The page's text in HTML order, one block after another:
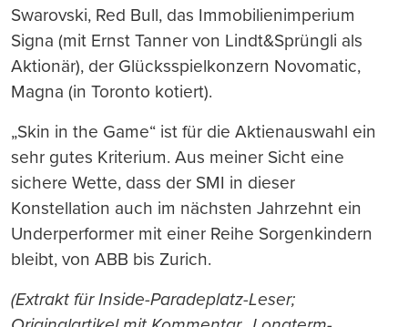
Swarovski, Red Bull, das Immobilienimperium
Signa (mit Ernst Tanner von Lindt&Sprüngli als
Aktionär), der Glücksspielkonzern Novomatic,
Magna (in Toronto kotiert).
„Skin in the Game“ ist für die Aktienauswahl ein
sehr gutes Kriterium. Aus meiner Sicht eine
sichere Wette, dass der SMI in dieser
Konstellation auch im nächsten Jahrzehnt ein
Underperformer mit einer Reihe Sorgenkindern
bleibt, von ABB bis Zurich.
(Extrakt für Inside-Paradeplatz-Leser;